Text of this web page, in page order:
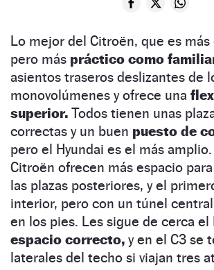
Lo mejor del Citroën, que es
pero más práctico como
asientos traseros deslizantes de
monovolúmenes y ofrece una
superior. Todos tienen unas
correctas y un buen puesto de
pero el Hyundai es el más
Citroën ofrecen más espacio
las plazas posteriores, y el
interior, pero con un túnel
en los pies. Les sigue de cerca el
espacio correcto, y en el C3 se
laterales del techo si viajan tres